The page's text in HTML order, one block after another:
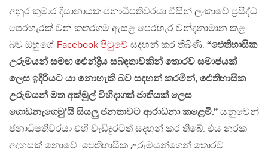
අනුර කුමාර දිසානායක ජනාධිපතිවරයා විසින් ලංකාවේ ප්‍රසිද්ධ
පෙරහැරක් වන කතරගම ඇසළ පෙරහැර වන්දනාමාන කළ
බව ඔහුගේ Facebook පිටුවේ සදහන් කර තිබිණි. “ඓතිහාසික
උරුමයන් සමඟ ඓන්ද්‍රීය සබඳතාවකින් තොරව සමාජයක්
ලෙස ඉදිරියට යා නොහැකි බව සඳහන් කරමින්, ඓතිහාසික
උරුමයන් මත අක්මුල් විහිදාගත් ජාතියක් ලෙස
ගොඩනැගෙමු’යි සියලු ජනතාවට ආරාධනා කළෙමි.” යනුවෙන්
ජනාධිපතිවරයා එහි වැඩිදුරටත් සදහන් කර තිබේ. එය නරක
අදහසක් නොවේ. ඓතිහාසික උරුමයන්ගෙන් තොරව